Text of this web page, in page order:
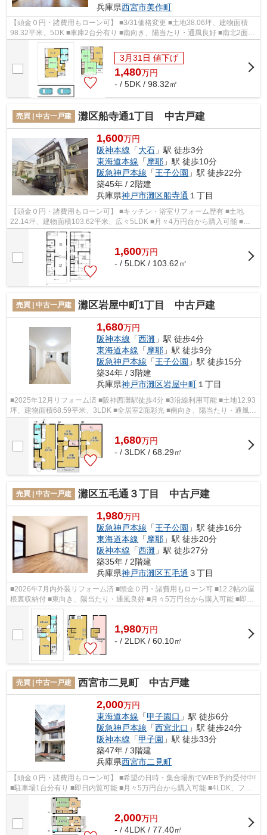
兵庫県西宮市美作町
【頭金０円・諸費用もローン可】 ■3/31価格変更 ■土地38.06坪、建物面積
98.32平米、5DK ■車庫2台分有り ■南向き、陽当たり・通風良好 ■南北2面バ
ルコニー ■開放感のある吹き抜けの玄関...
3月31日 値下げ
1,480万円
- / 5DK / 98.32㎡
売買 | 中古一戸建 灘区船寺通1丁目 中古戸建
1,600万円
阪神本線 「大石 」駅 徒歩3分
東海道本線 「摩耶 」駅 徒歩10分
阪急神戸本線 「王子公園 」駅 徒歩22分
築45年 / 2階建
兵庫県神戸市灘区船寺通 １丁目
【頭金０円・諸費用もローン可】 ■キッチン・浴室リフォーム歴有 ■土地
22.14坪、建物面積103.62平米、広々5LDK ■月々4万円台から購入可能 ■即
日内覧可能 ■阪神大石駅徒歩3分 ■2沿線...
1,600万円
- / 5LDK / 103.62㎡
売買 | 中古一戸建 灘区岩屋中町1丁目 中古戸建
1,680万円
阪神本線 「西灘 」駅 徒歩4分
東海道本線 「摩耶 」駅 徒歩9分
阪急神戸本線 「王子公園 」駅 徒歩15分
築34年 / 3階建
兵庫県神戸市灘区岩屋中町 １丁目
■2025年12月リフォーム済 ■阪神西灘駅徒歩4分 ■3沿線利用可能 ■土地12.93
坪、建物面積68.59平米、3LDK ■全居室2面彩光 ■南向き、陽当たり・通風良
好 ■水廻り全て窓付き、彩光・換気...
1,680万円
- / 3LDK / 68.29㎡
売買 | 中古一戸建 灘区五毛通３丁目 中古戸建
1,980万円
阪急神戸本線 「王子公園 」駅 徒歩16分
東海道本線 「摩耶 」駅 徒歩20分
阪神本線 「西灘 」駅 徒歩27分
築35年 / 2階建
兵庫県神戸市灘区五毛通 ３丁目
■2026年7月内外装リフォーム済 ■頭金０円・諸費用もローン可 ■12.2帖の屋
根裏収納付 ■東向き、陽当たり・通風良好 ■月々5万円台から購入可能 ■即日
内覧可能 ■食洗機など設備充実 ■...
1,980万円
- / 2LDK / 60.10㎡
売買 | 中古一戸建 西宮市二見町 中古戸建
2,000万円
東海道本線 「甲子園口 」駅 徒歩6分
阪急神戸本線 「西宮北口 」駅 徒歩24分
阪神本線 「甲子園 」駅 徒歩33分
築47年 / 3階建
兵庫県西宮市二見町
【頭金０円・諸費用もローン可】 ■希望の日時・集合場所でWEB予約受付中!
■駐車場1台分有り ■即日内覧可能 ■月々5万円台から購入可能 ■4LDK、ファ
ミリーにもおすすめ♪ ■両面バルコニー...
2,000万円
- / 4LDK / 77.40㎡